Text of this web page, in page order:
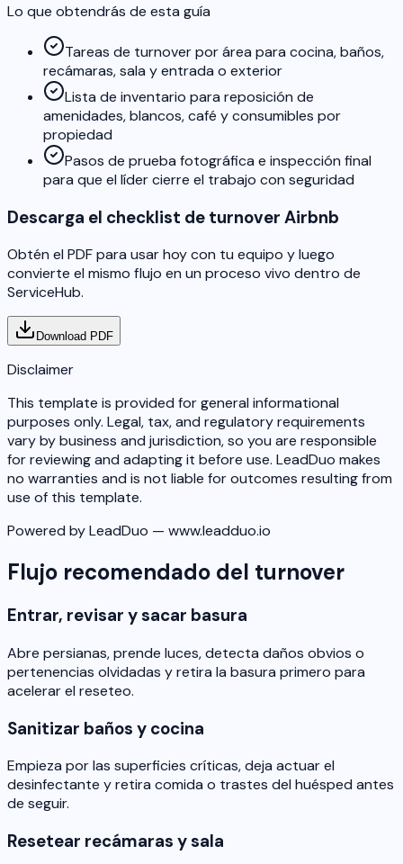
Lo que obtendrás de esta guía
Tareas de turnover por área para cocina, baños,
recámaras, sala y entrada o exterior
Lista de inventario para reposición de
amenidades, blancos, café y consumibles por
propiedad
Pasos de prueba fotográfica e inspección final
para que el líder cierre el trabajo con seguridad
Descarga el checklist de turnover Airbnb
Obtén el PDF para usar hoy con tu equipo y luego
convierte el mismo flujo en un proceso vivo dentro de
ServiceHub.
Download PDF
Disclaimer
This template is provided for general informational
purposes only. Legal, tax, and regulatory requirements
vary by business and jurisdiction, so you are responsible
for reviewing and adapting it before use. LeadDuo makes
no warranties and is not liable for outcomes resulting from
use of this template.
Powered by LeadDuo — www.leadduo.io
Flujo recomendado del turnover
Entrar, revisar y sacar basura
Abre persianas, prende luces, detecta daños obvios o
pertenencias olvidadas y retira la basura primero para
acelerar el reseteo.
Sanitizar baños y cocina
Empieza por las superficies críticas, deja actuar el
desinfectante y retira comida o trastes del huésped antes
de seguir.
Resetear recámaras y sala